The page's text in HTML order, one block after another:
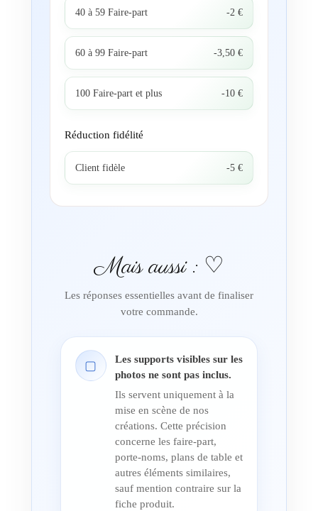
40 à 59 Faire-part -2 €
60 à 99 Faire-part -3,50 €
100 Faire-part et plus -10 €
Réduction fidélité
Client fidèle -5 €
Mais aussi : ♡
Les réponses essentielles avant de finaliser
votre commande.
▢
Les supports visibles sur les
photos ne sont pas inclus.
Ils servent uniquement à la
mise en scène de nos
créations. Cette précision
concerne les faire-part,
porte-noms, plans de table et
autres éléments similaires,
sauf mention contraire sur la
fiche produit.